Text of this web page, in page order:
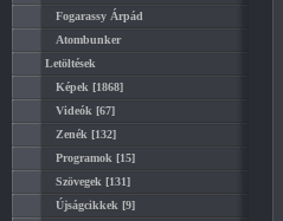
Fogarassy Árpád
Atombunker
Letöltések
Képek [1868]
Videók [67]
Zenék [132]
Programok [15]
Szövegek [131]
Újságcikkek [9]